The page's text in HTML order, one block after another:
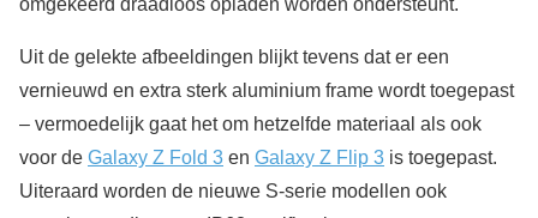
omgekeerd draadloos opladen worden ondersteunt.
Uit de gelekte afbeeldingen blijkt tevens dat er een
vernieuwd en extra sterk aluminium frame wordt toegepast
– vermoedelijk gaat het om hetzelfde materiaal als ook
voor de Galaxy Z Fold 3 en Galaxy Z Flip 3 is toegepast.
Uiteraard worden de nieuwe S-serie modellen ook